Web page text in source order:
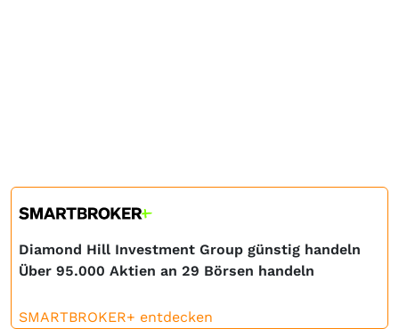
Diamond Hill Investment Group günstig handeln
Über 95.000 Aktien an 29 Börsen handeln
SMARTBROKER+ entdecken